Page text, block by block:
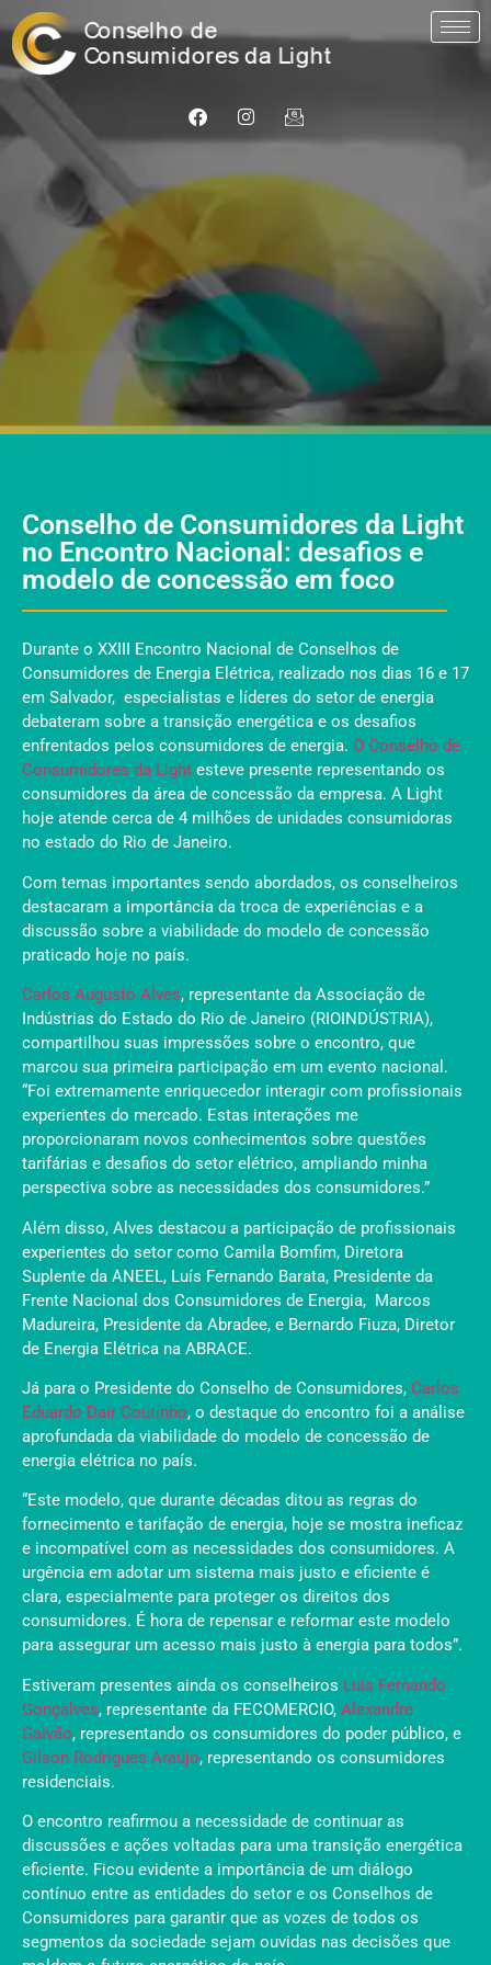
Conselho de Consumidores da Light
no Encontro Nacional: desafios e
modelo de concessão em foco
Durante o XXIII Encontro Nacional de Conselhos de
Consumidores de Energia Elétrica, realizado nos dias 16 e 17
em Salvador, especialistas e líderes do setor de energia
debateram sobre a transição energética e os desafios
enfrentados pelos consumidores de energia. O Conselho de
Consumidores da Light esteve presente representando os
consumidores da área de concessão da empresa. A Light
hoje atende cerca de 4 milhões de unidades consumidoras
no estado do Rio de Janeiro.
Com temas importantes sendo abordados, os conselheiros
destacaram a importância da troca de experiências e a
discussão sobre a viabilidade do modelo de concessão
praticado hoje no país.
Carlos Augusto Alves, representante da Associação de
Indústrias do Estado do Rio de Janeiro (RIOINDÚSTRIA),
compartilhou suas impressões sobre o encontro, que
marcou sua primeira participação em um evento nacional.
“Foi extremamente enriquecedor interagir com profissionais
experientes do mercado. Estas interações me
proporcionaram novos conhecimentos sobre questões
tarifárias e desafios do setor elétrico, ampliando minha
perspectiva sobre as necessidades dos consumidores.”
Além disso, Alves destacou a participação de profissionais
experientes do setor como Camila Bomfim, Diretora
Suplente da ANEEL, Luís Fernando Barata, Presidente da
Frente Nacional dos Consumidores de Energia, Marcos
Madureira, Presidente da Abradee, e Bernardo Fiuza, Diretor
de Energia Elétrica na ABRACE​.
Já para o Presidente do Conselho de Consumidores, Carlos
Eduardo Dair Coutinho, o destaque do encontro foi a análise
aprofundada da viabilidade do modelo de concessão de
energia elétrica no país.
“Este modelo, que durante décadas ditou as regras do
fornecimento e tarifação de energia, hoje se mostra ineficaz
e incompatível com as necessidades dos consumidores. A
urgência em adotar um sistema mais justo e eficiente é
clara, especialmente para proteger os direitos dos
consumidores. É hora de repensar e reformar este modelo
para assegurar um acesso mais justo à energia para todos”.
Estiveram presentes ainda os conselheiros Luis Fernando
Gonçalves, representante da FECOMERCIO, Alexandre
Galvão, representando os consumidores do poder público, e
Gilson Rodrigues Araújo, representando os consumidores
residenciais.
O encontro reafirmou a necessidade de continuar as
discussões e ações voltadas para uma transição energética
eficiente. Ficou evidente a importância de um diálogo
contínuo entre as entidades do setor e os Conselhos de
Consumidores para garantir que as vozes de todos os
segmentos da sociedade sejam ouvidas nas decisões que